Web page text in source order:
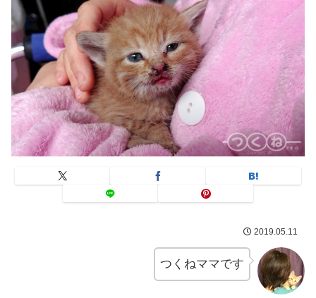
2019.05.11
つくねママです